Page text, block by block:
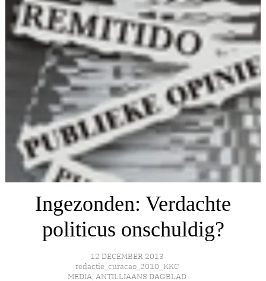
Ingezonden: Verdachte
politicus onschuldig?
12 DECEMBER 2013
redactie_curacao_2010_KKC
MEDIA, ANTILLIAANS DAGBLAD